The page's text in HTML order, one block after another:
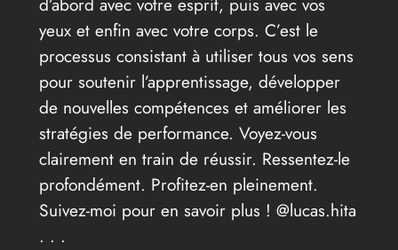
yeux et enfin avec votre corps. C’est le
processus consistant à utiliser tous vos sens
pour soutenir l’apprentissage, développer
de nouvelles compétences et améliorer les
stratégies de performance. Voyez-vous
clairement en train de réussir. Ressentez-le
profondément. Profitez-en pleinement.
Suivez-moi pour en savoir plus ! @lucas.hita
. . .